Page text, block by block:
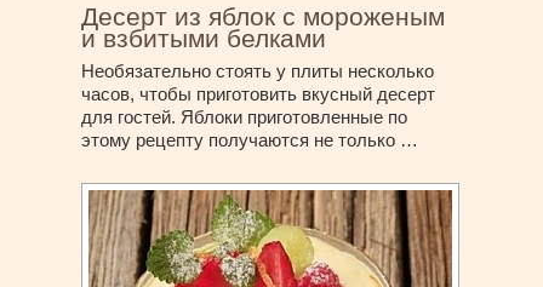
Десерт из яблок с мороженым
и взбитыми белками
Необязательно стоять у плиты несколько
часов, чтобы приготовить вкусный десерт
для гостей. Яблоки приготовленные по
этому рецепту получаются не только …